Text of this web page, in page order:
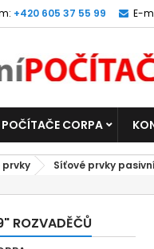
+420 605 37 55 99 E-
POČÍTAČE CORPA
prvky Síťové prvky pasivní
ROZVADĚČŮ